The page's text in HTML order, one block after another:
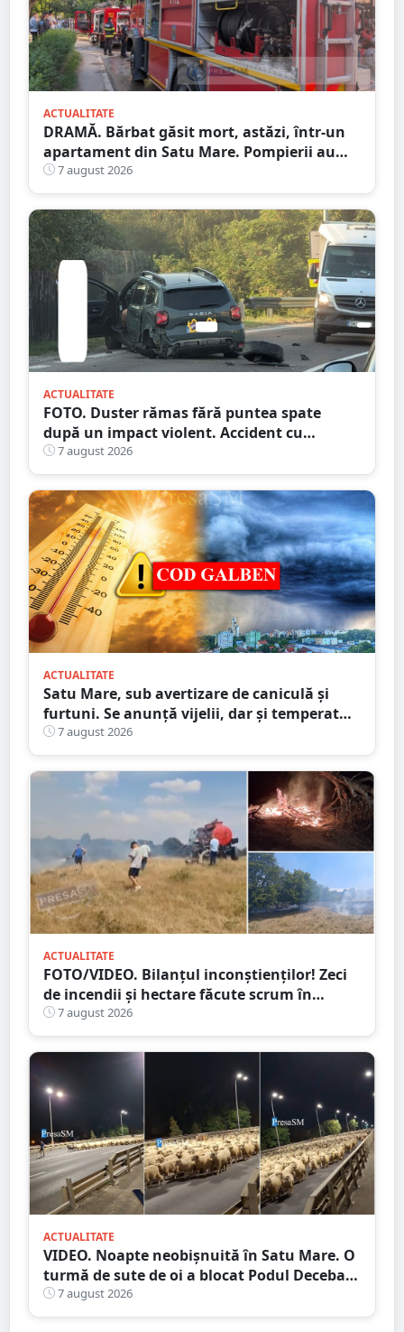
ACTUALITATE
DRAMĂ. Bărbat găsit mort, astăzi, într-un
apartament din Satu Mare. Pompierii au
spart ușa
7 august 2026
ACTUALITATE
FOTO. Duster rămas fără puntea spate
după un impact violent. Accident cu
implicarea unei mașini din Satu Mare
7 august 2026
ACTUALITATE
Satu Mare, sub avertizare de caniculă și
furtuni. Se anunță vijelii, dar și temperaturi
ridicate. Avertizarea ANM
7 august 2026
ACTUALITATE
FOTO/VIDEO. Bilanțul inconștienților! Zeci
de incendii și hectare făcute scrum în
județul Satu Mare
7 august 2026
ACTUALITATE
VIDEO. Noapte neobișnuită în Satu Mare. O
turmă de sute de oi a blocat Podul Decebal.
Gest de apreciat al ciobanului
7 august 2026